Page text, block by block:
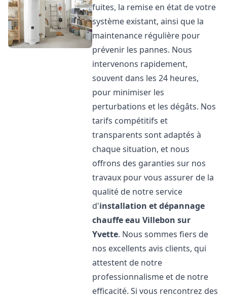
fuites, la remise en état de votre
système existant, ainsi que la
maintenance régulière pour
prévenir les pannes. Nous
intervenons rapidement,
souvent dans les 24 heures,
pour minimiser les
perturbations et les dégâts. Nos
tarifs compétitifs et
transparents sont adaptés à
chaque situation, et nous
offrons des garanties sur nos
travaux pour vous assurer de la
qualité de notre service
d'installation et dépannage
chauffe eau Villebon sur
Yvette. Nous sommes fiers de
nos excellents avis clients, qui
attestent de notre
professionnalisme et de notre
efficacité. Si vous rencontrez des